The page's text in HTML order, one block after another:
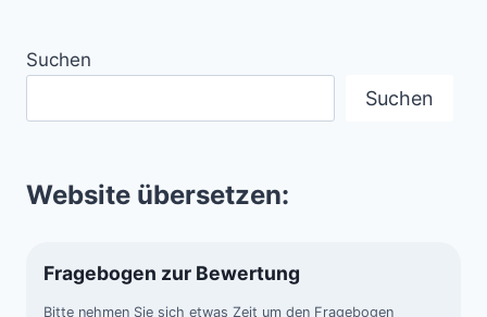
Suchen
Suchen
Website übersetzen:
Fragebogen zur Bewertung
Bitte nehmen Sie sich etwas Zeit um den Fragebogen